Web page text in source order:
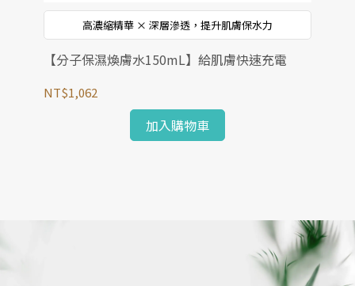
高濃縮精華 × 深層滲透，提升肌膚保水力
【分子保濕煥膚水150mL】給肌膚快速充電
NT$1,062
加入購物車